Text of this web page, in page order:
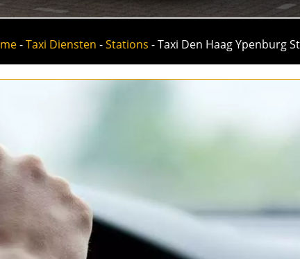
-Taxi Diensten -Stations -Taxi Den Haag Ypenburg